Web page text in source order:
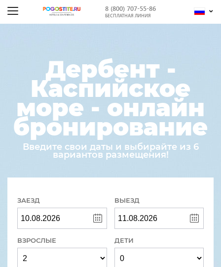
8 (800) 707-55-86
БЕСПЛАТНАЯ ЛИНИЯ
Дербент -
Каспийское
море - онлайн
бронирование
Введите свои даты и выбирайте из 6
вариантов размещения!
ЗАЕЗД ВЫЕЗД
ВЗРОСЛЫЕ ДЕТИ